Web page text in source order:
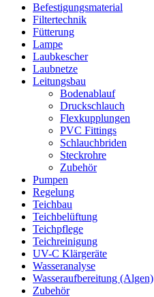
Befestigungsmaterial
Filtertechnik
Fütterung
Lampe
Laubkescher
Laubnetze
Leitungsbau
Bodenablauf
Druckschlauch
Flexkupplungen
PVC Fittings
Schlauchbriden
Steckrohre
Zubehör
Pumpen
Regelung
Teichbau
Teichbelüftung
Teichpflege
Teichreinigung
UV-C Klärgeräte
Wasseranalyse
Wasseraufbereitung (Algen)
Zubehör